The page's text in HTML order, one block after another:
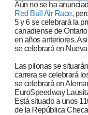
Aún no se ha
Red Bull Air Race,
5 y 6 se celebrará la
canadiense de
en años anteriores.
se celebrará en Nueva
Las pilonas se
carrera se celebrará
se celebrará en
EuroSpeedway
Está situado a unos
de la República